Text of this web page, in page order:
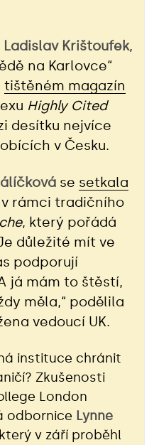
Ladislav Krištoufek,
na Karlovce“
tištěném magazín
Highly Cited
desítku nejvíce
v Česku.
se setkala
rámci tradičního
, který pořádá
důležité mít ve
podporují
já mám to štěstí,
měla,“ podělila
vedoucí UK.
instituce chránit
Zkušenosti
London
odbornice Lynne
v září proběhl